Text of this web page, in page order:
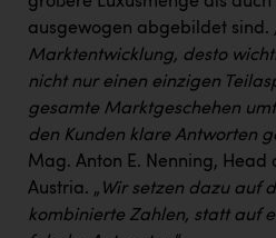
ausgewogen abgebildet sind.
Marktentwicklung, desto
nicht nur einen einzigen
gesamte Marktgeschehen
den Kunden klare Antworten
Mag. Anton E. Nenning, Head
Austria. „ Wir setzen dazu auf
kombinierte Zahlen, statt auf